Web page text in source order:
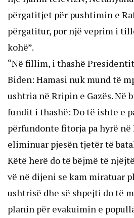
përgatitjet për pushtimin e
përgatitur, por një veprim i
kohë”.
“Në fillim, i thashë
Biden: Hamasi nuk mund të
ushtria në Rripin e Gazës. Në
fundit i thashë: Do të ishte e
përfundonte fitorja pa hyrë në
eliminuar pjesën tjetër të
Këtë herë do të bëjmë të
vë në dijeni se kam miratuar
ushtrisë dhe së shpejti do të
planin për evakuimin e